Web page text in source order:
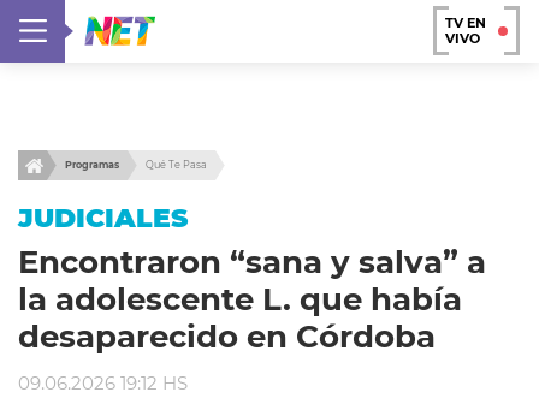
TV EN
VIVO
Programas Qué Te Pasa
JUDICIALES
Encontraron “sana y salva” a
la adolescente L. que había
desaparecido en Córdoba
09.06.2026 19:12 HS